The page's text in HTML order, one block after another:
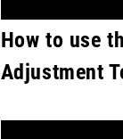
How to use
Adjustment